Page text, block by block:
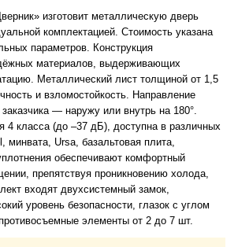
изготовит металлическую дверь
комплектацией. Стоимость указана
параметров. Конструкция
материалов, выдерживающих
Металлический лист толщиной от 1,5
и взломостойкость. Направление
— наружу или внутрь на 180°.
4 класса (до –37 дБ), доступна в различных
минвата, Ursa, базальтовая плита,
обеспечивают комфортный
препятствуя проникновению холода,
входят двухсистемный замок,
уровень безопасности, глазок с углом
элементы от 2 до 7 шт.